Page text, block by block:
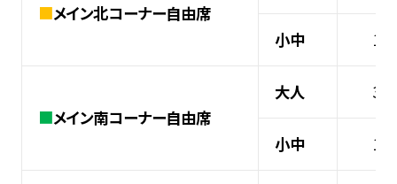
■メイン北コーナー自由席
小中
■メイン南コーナー自由席
大人
小中